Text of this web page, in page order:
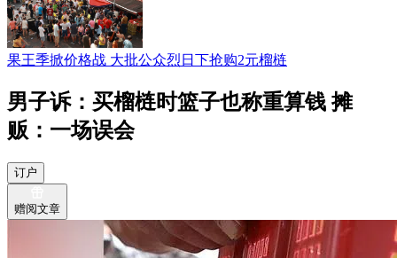
果王季掀价格战 大批公众烈日下抢购2元榴梿
男子诉：买榴梿时篮子也称重算钱 摊
贩：一场误会
订户
赠阅文章